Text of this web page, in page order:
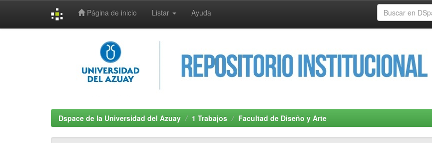
Página de inicio Listar Ayuda
Dspace de la Universidad del Azuay 1 Trabajos Facultad de Diseño y Arte